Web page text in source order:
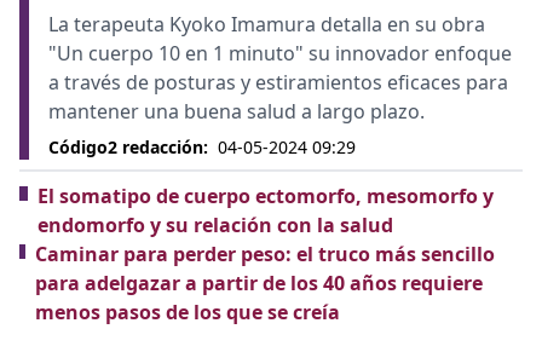
La terapeuta Kyoko Imamura detalla en su obra
"Un cuerpo 10 en 1 minuto" su innovador enfoque
a través de posturas y estiramientos eficaces para
mantener una buena salud a largo plazo.
Código2 redacción: 04-05-2024 09:29
El somatipo de cuerpo ectomorfo, mesomorfo y
endomorfo y su relación con la salud
Caminar para perder peso: el truco más sencillo
para adelgazar a partir de los 40 años requiere
menos pasos de los que se creía